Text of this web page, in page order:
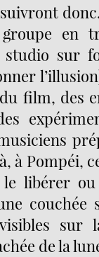
en
sur
film, des
à Pompéi,
libérer ou
couchée
sur
de la